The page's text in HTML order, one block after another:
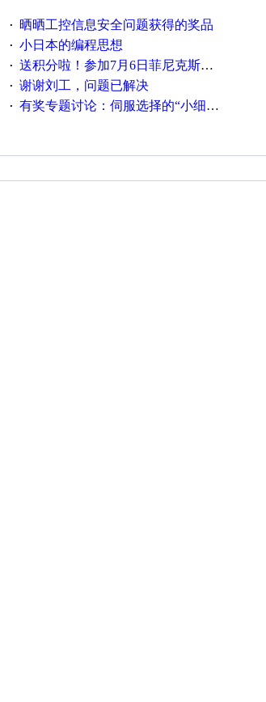
· 晒晒工控信息安全问题获得的奖品
· 小日本的编程思想
· 送积分啦！参加7月6日菲尼克斯在线研讨会即得
· 谢谢刘工，问题已解决
· 有奖专题讨论：伺服选择的“小细节大学问”奖励公告